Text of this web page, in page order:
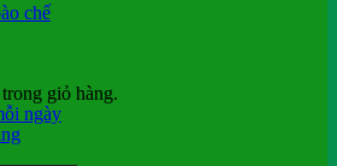
giỏ hàng.
chế
ngày